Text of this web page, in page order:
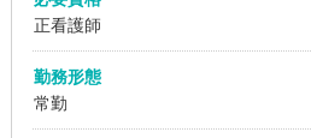
正看護師
勤務形態
常勤